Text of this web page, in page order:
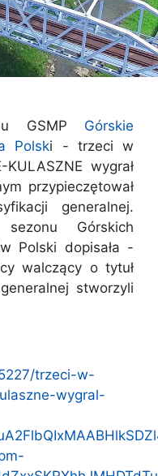
GSMP Górskie
Polski - trzeci w
wygrał
przypieczętował
generalnej.
Górskich
Polski dopisała -
walczący o tytuł
stworzyli
trzeci-w-
wygral-